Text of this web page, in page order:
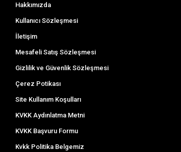
Hakkımızda
Kullanıcı Sözleşmesi
İletişim
Mesafeli Satış Sözleşmesi
Gizlilik ve Güvenlik Sözleşmesi
Çerez Potikası
Site Kullanım Koşulları
KVKK Aydınlatma Metni
KVKK Başvuru Formu
Kvkk Politika Belgemiz